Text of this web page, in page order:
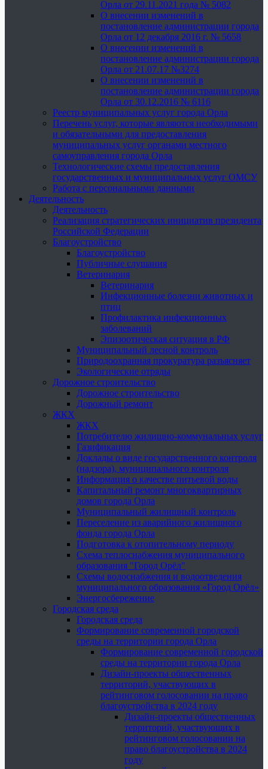
Орла от 29.11.2021 года № 5082
О внесении изменений в
постановление администрации города
Орла от 12 декабря 2016 г. № 5658
О внесении изменений в
постановление администрации города
Орла от 21.07.17 №3274
О внесении изменений в
постановление администрации города
Орла от 30.12.2016 № 6116
Реестр муниципальных услуг города Орла
Перечень услуг, которые являются необходимыми
и обязательными для предоставления
муниципальных услуг органами местного
самоуправления города Орла
Технологические схемы предоставления
государственных и муниципальных услуг ОМСУ
Работа с персональными данными
Деятельность
Деятельность
Реализация стратегических инициатив президента
Российской Федерации
Благоустройство
Благоустройство
Публичные слушания
Ветеринария
Ветеринария
Инфекционные болезни животных и
птиц
Профилактика инфекционных
заболеваний
Эпизоотическая ситуация в РФ
Муниципальный лесной контроль
Природоохранная прокуратура разъясняет
Экологические отряды
Дорожное строительство
Дорожное строительство
Дорожный ремонт
ЖКХ
ЖКХ
Потребителю жилищно-коммунальных услуг
Газификация
Доклады о виде государственного контроля
(надзора), муниципального контроля
Информация о качестве питьевой воды
Капитальный ремонт многоквартирных
домов города Орла
Муниципальный жилищный контроль
Переселение из аварийного жилищного
фонда города Орла
Подготовка к отопительному периоду
Схема теплоснабжения муниципального
образования "Город Орёл"
Схемы водоснабжения и водоотведения
муниципального образования «Город Орёл»
Энергосбережение
Городская среда
Городская среда
Формирование современной городской
среды на территории города Орла
Формирование современной городской
среды на территории города Орла
Дизайн-проекты общественных
территорий, участвующих в
рейтинговом голосовании на право
благоустройства в 2024 году
Дизайн-проекты общественных
территорий, участвующих в
рейтинговом голосовании на
право благоустройства в 2024
году